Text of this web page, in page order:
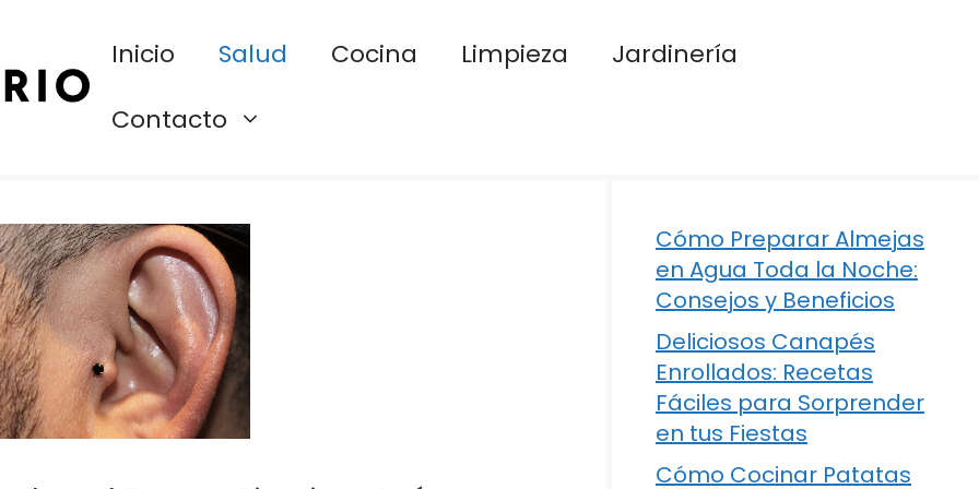
Inicio Salud Cocina Limpieza
Jardinería
Contacto
Cómo Preparar Almejas
en Agua Toda la Noche:
Consejos y Beneficios
Deliciosos Canapés
Enrollados: Recetas
Fáciles para Sorprender
en tus Fiestas
Cómo Cocinar Patatas